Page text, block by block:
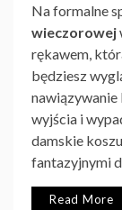
Na formalne
wieczorowej
rękawem,
będziesz
wyjścia i
damskie
fantazyjnymi
Read More